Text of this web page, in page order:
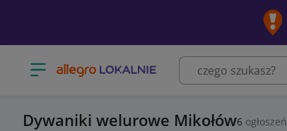
Otwórz menu z kategoriami
Dywaniki welurowe Mikołów6 ogłoszeń